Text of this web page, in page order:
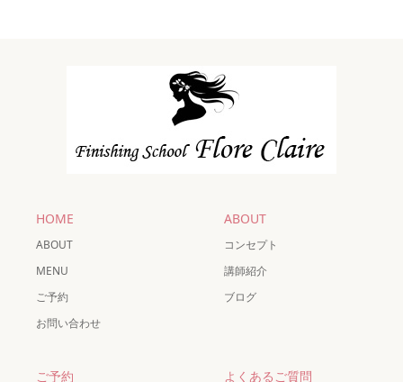
HOME
ABOUT
MENU
ご予約
お問い合わせ
ABOUT
コンセプト
講師紹介
ブログ
ご予約 よくあるご質問